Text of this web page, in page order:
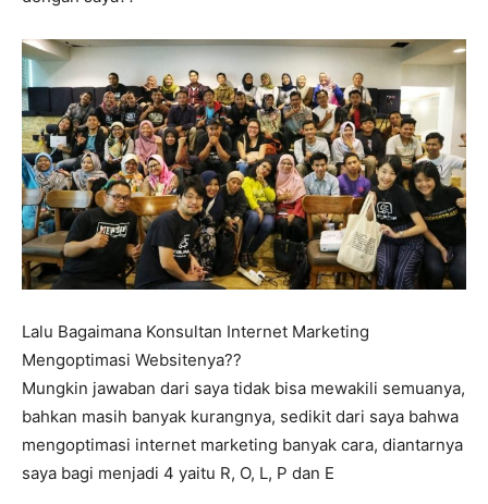
Lalu Bagaimana Konsultan Internet Marketing
Mengoptimasi Websitenya??
Mungkin jawaban dari saya tidak bisa mewakili semuanya,
bahkan masih banyak kurangnya, sedikit dari saya bahwa
mengoptimasi internet marketing banyak cara, diantarnya
saya bagi menjadi 4 yaitu R, O, L, P dan E